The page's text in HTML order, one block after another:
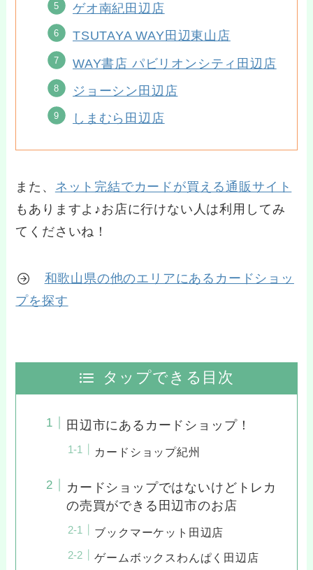
ゲオ南紀田辺店
TSUTAYA WAY田辺東山店
WAY書店 パビリオンシティ田辺店
ジョーシン田辺店
しまむら田辺店
また、 ネット完結でカードが買える通販サイト
もありますよ♪お店に行けない人は利用してみ
てくださいね！
和歌山県の他のエリアにあるカードショッ
プを探す
タップできる目次
田辺市にあるカードショップ！
カードショップ紀州
カードショップではないけどトレカ
の売買ができる田辺市のお店
ブックマーケット田辺店
ゲームボックスわんぱく田辺店